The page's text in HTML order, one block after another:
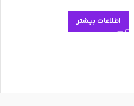
اطلاعات بیشتر